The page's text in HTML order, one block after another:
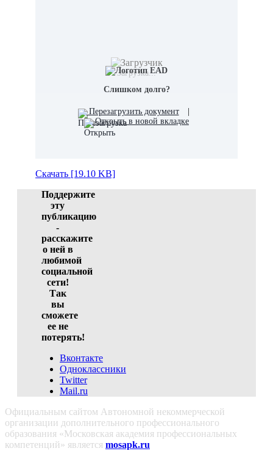
Загрузка...
Слишком долго?
Перезагрузить документ
Открыть в новой вкладке
Скачать [19.10 KB]
Поддержите
эту
публикацию
-
расскажите
о ней в
любимой
социальной
сети!
Так
вы
сможете
ее не
потерять!
Вконтакте
Одноклассники
Twitter
Mail.ru
Официальным сайтом Автономной некоммерческой
организации дополнительного профессионального
образования «Московская академия профессиональных
компетенций» является mosapk.ru